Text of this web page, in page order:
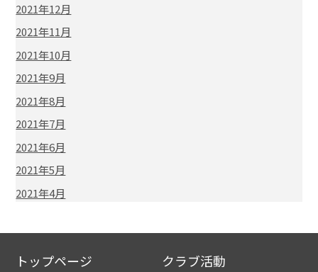
2021年12月
2021年11月
2021年10月
2021年9月
2021年8月
2021年7月
2021年6月
2021年5月
2021年4月
トップページ
クラブ活動